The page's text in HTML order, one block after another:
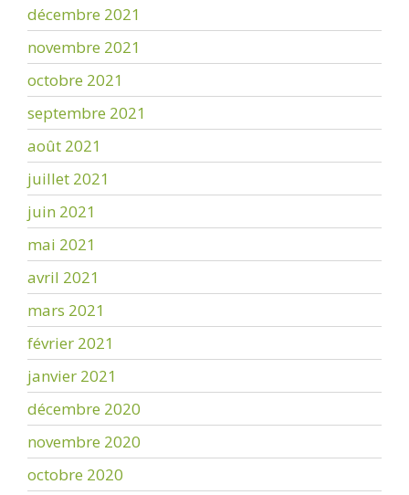
décembre 2021
novembre 2021
octobre 2021
septembre 2021
août 2021
juillet 2021
juin 2021
mai 2021
avril 2021
mars 2021
février 2021
janvier 2021
décembre 2020
novembre 2020
octobre 2020